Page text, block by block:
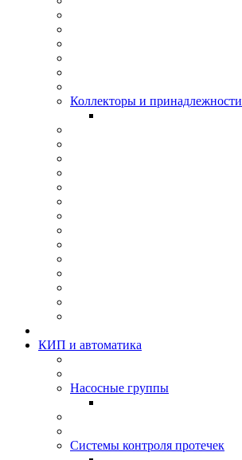
Коллекторы и принадлежности
КИП и автоматика
Насосные группы
Системы контроля протeчек